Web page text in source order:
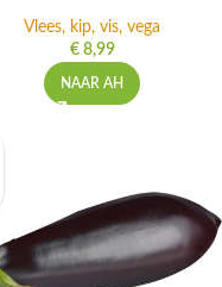
Vlees, kip, vis, vega
€8,99
NAAR AH